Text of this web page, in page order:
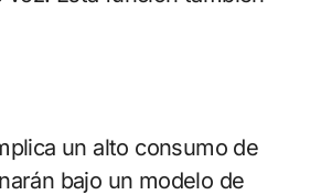
un alto consumo de
bajo un modelo de